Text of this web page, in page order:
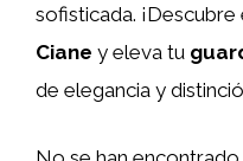
sofisticada.
Ciane y eleva tu
de elegancia y